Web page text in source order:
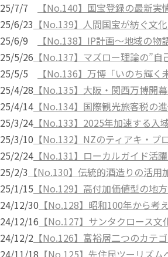
25/7/7
【No.140】国宝登録の最新実
25/6/23 【No.139】人間国宝が紡ぐ文
25/6/9
【No.138】IP計画～地域の物
25/5/26 【No.137】マズロー理論の”
25/5/5
【No.136】万博「いのち輝く
25/4/28 【No.135】大阪・関西万博開
25/4/14 【No.134】国際観光旅客税の
25/3/24 【No.133】2025年加速する入
25/3/10 【No.132】NZのティアキ・プ
25/2/24 【No.131】ローカルガイド活
25/2/3 【No.130】伝統的酒造りの活用
25/1/15 【No.129】高付加価値型の地
24/12/30 【No.128】昭和100年から考
24/12/16 【No.127】サンタクロース文
24/12/2 【No.126】富裕層二つのカテ